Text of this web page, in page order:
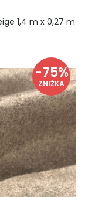
1,4 m x 0,27 m
-75%
ZNIŻKA